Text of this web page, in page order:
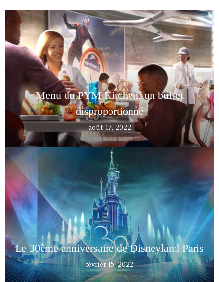
Menu du PYM Kitchen, un buffet
disproportionné
août 17, 2022
Le 30ème anniversaire de Disneyland Paris
février 15, 2022